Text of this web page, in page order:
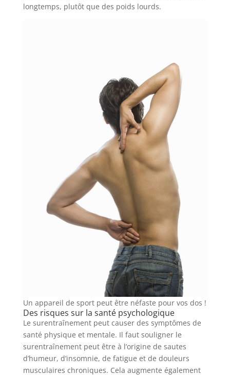
longtemps, plutôt que des poids lourds.
Un appareil de sport peut être néfaste pour vos dos !
Des risques sur la santé psychologique
Le surentraînement peut causer des symptômes de
santé physique et mentale. Il faut souligner le
surentraînement peut être à l’origine de sautes
d’humeur, d’insomnie, de fatigue et de douleurs
musculaires chroniques. Cela augmente également